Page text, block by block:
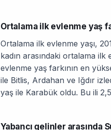
Ortalama ilk evlenme yaş
Ortalama ilk evlenme yaşı,
kadın arasındaki ortalama
evlenme yaş farkının en
ile Bitlis, Ardahan ve Iğdır
yaş ile Karabük oldu. Bu ili
Yabancı gelinler arasında